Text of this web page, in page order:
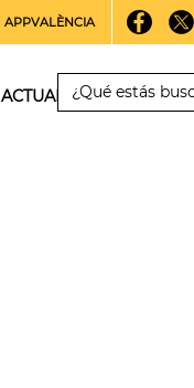
APPVALÈNCIA
ACTUALIDAD